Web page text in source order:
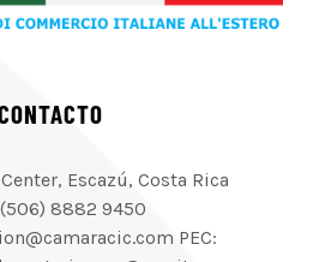
Escazú, Costa Rica
8882 9450
PEC: